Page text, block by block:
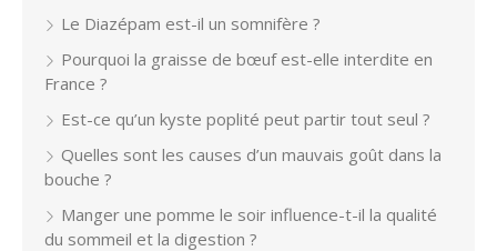
Le Diazépam est-il un somnifère ?
Pourquoi la graisse de bœuf est-elle interdite en
France ?
Est-ce qu’un kyste poplité peut partir tout seul ?
Quelles sont les causes d’un mauvais goût dans la
bouche ?
Manger une pomme le soir influence-t-il la qualité
du sommeil et la digestion ?